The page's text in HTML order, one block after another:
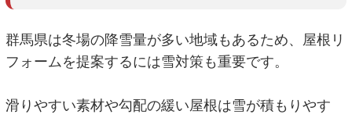
群馬県は冬場の降雪量が多い地域もあるため、屋根リ
フォームを提案するには雪対策も重要です。
滑りやすい素材や勾配の緩い屋根は雪が積もりやす